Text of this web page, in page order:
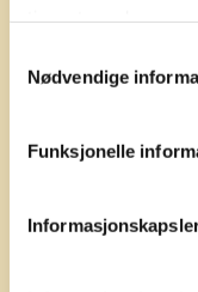
Nødvendige
Funksjonelle
Heftet
gjøre med barna
er direkte knyttet
aktivitetsheftet.
Håper å